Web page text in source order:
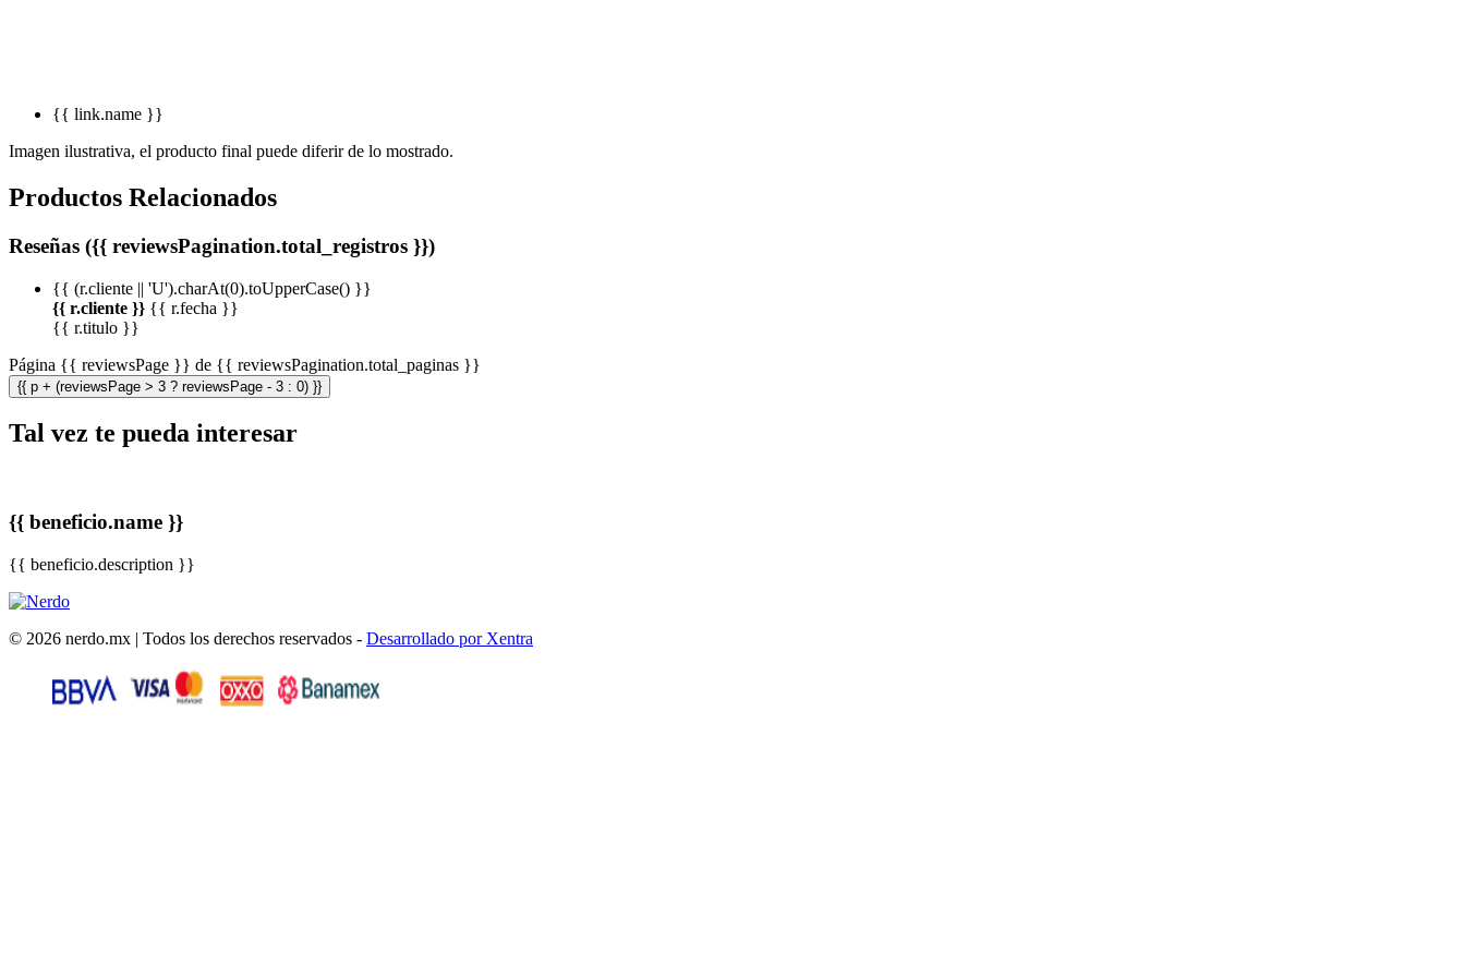
{{ link.name }}
Imagen ilustrativa, el producto final puede diferir de lo mostrado.
Productos Relacionados
Reseñas ({{ reviewsPagination.total_registros }})
{{ (r.cliente || 'U').charAt(0).toUpperCase() }}
{{ r.cliente }} {{ r.fecha }}
{{ r.titulo }}
Página {{ reviewsPage }} de {{ reviewsPagination.total_paginas }}
{{ p + (reviewsPage > 3 ? reviewsPage - 3 : 0) }}
Tal vez te pueda interesar
{{ beneficio.name }}
{{ beneficio.description }}
© 2026 nerdo.mx | Todos los derechos reservados - Desarrollado por Xentra